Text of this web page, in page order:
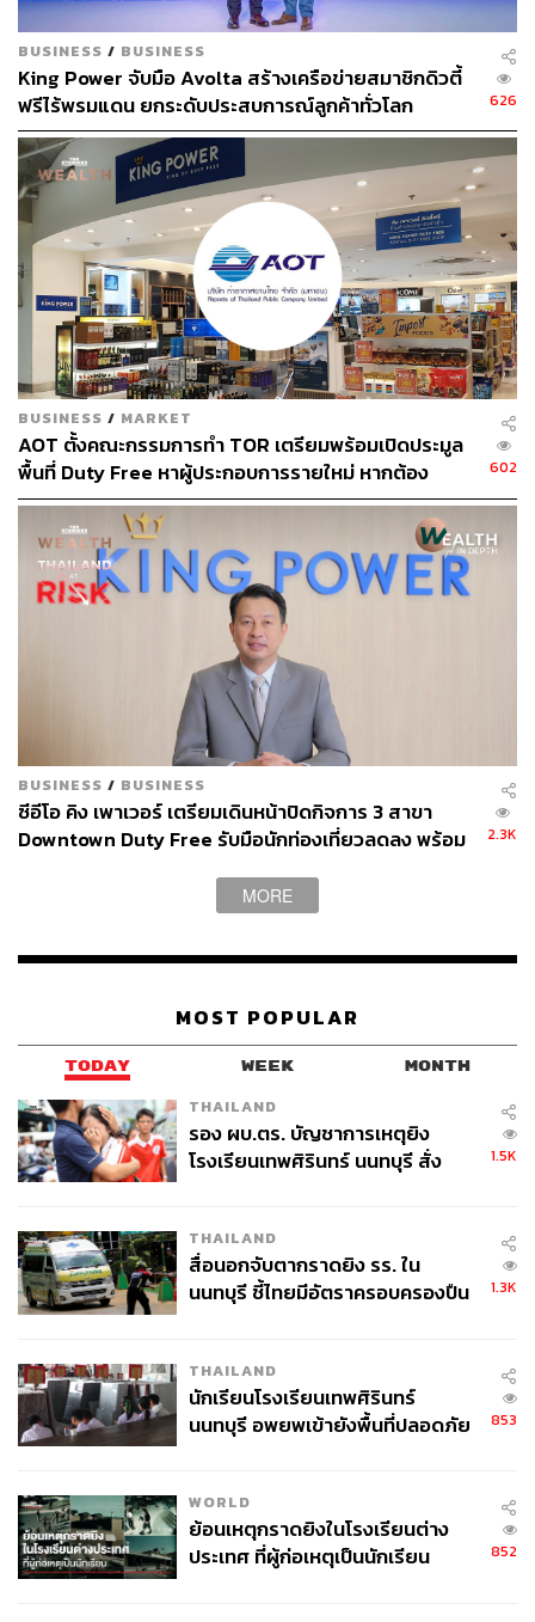
BUSINESS / BUSINESS
King Power จับมือ Avolta สร้างเครือข่ายสมาชิกดิวตี้
ฟรีไร้พรมแดน ยกระดับประสบการณ์ลูกค้าทั่วโลก
626
BUSINESS / MARKET
AOT ตั้งคณะกรรมการทำ TOR เตรียมพร้อมเปิดประมูล
พื้นที่ Duty Free หาผู้ประกอบการรายใหม่ หากต้อง
ยกเลิกสัญญาสัมปทาน ‘คิง เพาเวอร์’
602
BUSINESS / BUSINESS
ซีอีโอ คิง เพาเวอร์ เตรียมเดินหน้าปิดกิจการ 3 สาขา
Downtown Duty Free รับมือนักท่องเที่ยวลดลง พร้อม
2.3K
MORE
MOST POPULAR
TODAY WEEK MONTH
THAILAND
รอง ผบ.ตร. บัญชาการเหตุยิง
โรงเรียนเทพศิรินทร์ นนทบุรี สั่ง
1.5K
THAILAND
สื่อนอกจับตากราดยิง รร. ใน
นนทบุรี ชี้ไทยมีอัตราครอบครองปืน
1.3K
THAILAND
นักเรียนโรงเรียนเทพศิรินทร์
นนทบุรี อพยพเข้ายังพื้นที่ปลอดภัย
853
WORLD
ย้อนเหตุกราดยิงในโรงเรียนต่าง
ประเทศ ที่ผู้ก่อเหตุเป็นนักเรียน
852